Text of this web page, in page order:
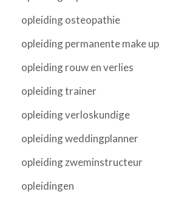
opleiding osteopathie
opleiding permanente make up
opleiding rouw en verlies
opleiding trainer
opleiding verloskundige
opleiding weddingplanner
opleiding zweminstructeur
opleidingen